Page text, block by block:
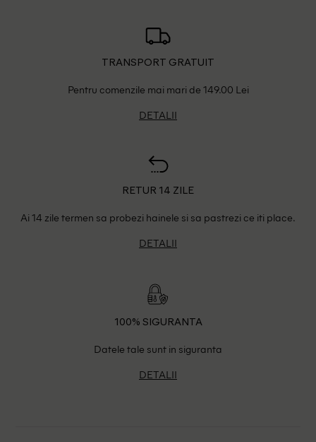
TRANSPORT GRATUIT
Pentru comenzile mai mari de 149.00 Lei
DETALII
RETUR 14 ZILE
Ai 14 zile termen sa probezi hainele si sa pastrezi ce iti place.
DETALII
100% SIGURANTA
Datele tale sunt in siguranta
DETALII